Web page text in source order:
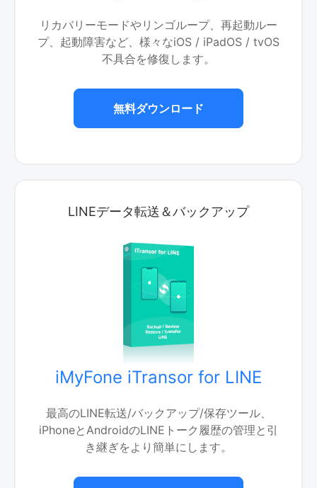
リカバリーモードやリンゴループ、再起動ルー
プ、起動障害など、様々なiOS / iPadOS / tvOS
不具合を修復します。
無料ダウンロード
LINEデータ転送＆バックアップ
iMyFone iTransor for LINE
最高のLINE転送/バックアップ/保存ツール、
iPhoneとAndroidのLINEトーク履歴の管理と引
き継ぎをより簡単にします。